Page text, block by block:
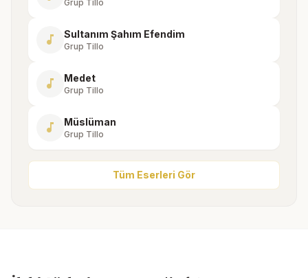
Grup Tillo
music_note Sultanım Şahım Efendim
Grup Tillo
music_note Medet
Grup Tillo
music_note Müslüman
Grup Tillo
Tüm Eserleri Gör